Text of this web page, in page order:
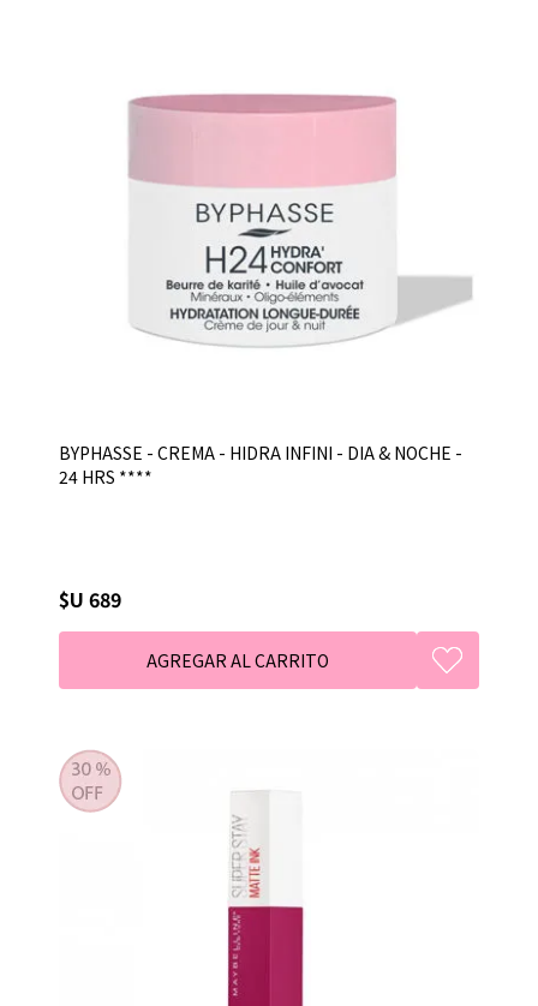
BYPHASSE - CREMA - HIDRA INFINI - DIA & NOCHE -
24 HRS ****
$U 689